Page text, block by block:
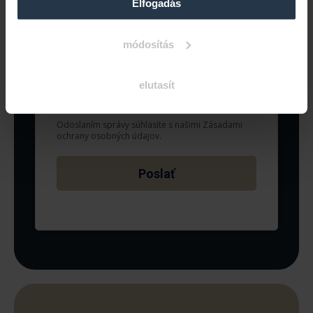
Elfogadás
módosítás
elutasít